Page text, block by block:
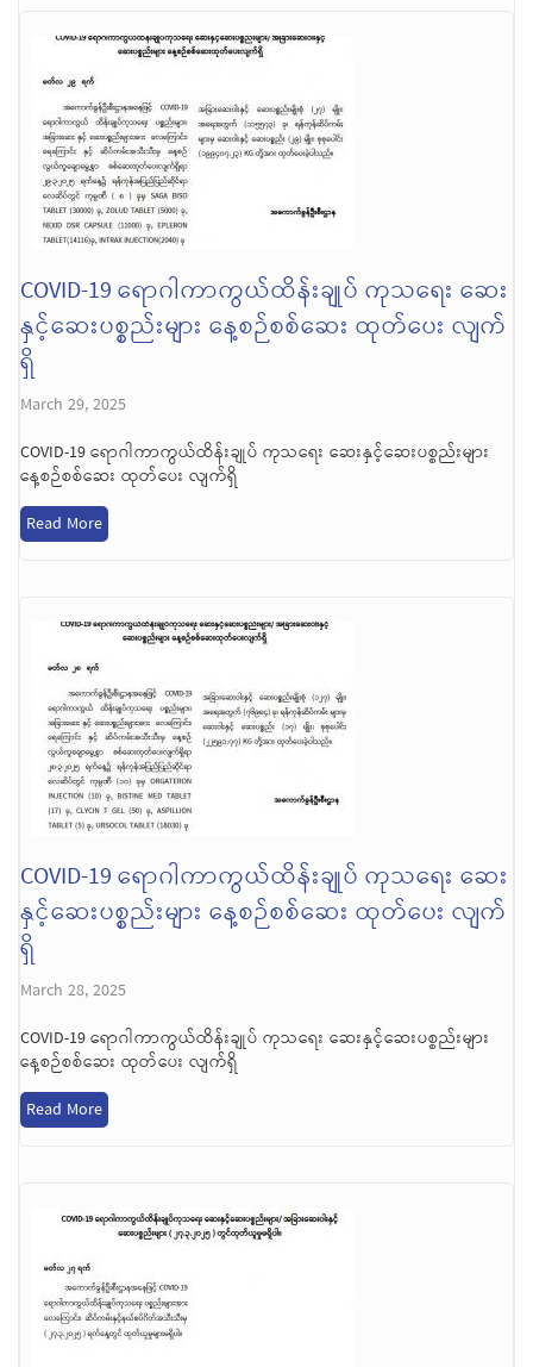
COVID-19 ရောဂါကာကွယ်ထိန်းချုပ် ကုသရေး ဆေး
နှင့်ဆေးပစ္စည်းများ နေ့စဉ်စစ်ဆေး ထုတ်ပေး လျက်
ရှိ
March 29, 2025
COVID-19 ရောဂါကာကွယ်ထိန်းချုပ် ကုသရေး ဆေးနှင့်ဆေးပစ္စည်းများ
နေ့စဉ်စစ်ဆေး ထုတ်ပေး လျက်ရှိ
Read More
COVID-19 ရောဂါကာကွယ်ထိန်းချုပ် ကုသရေး ဆေး
နှင့်ဆေးပစ္စည်းများ နေ့စဉ်စစ်ဆေး ထုတ်ပေး လျက်
ရှိ
March 28, 2025
COVID-19 ရောဂါကာကွယ်ထိန်းချုပ် ကုသရေး ဆေးနှင့်ဆေးပစ္စည်းများ
နေ့စဉ်စစ်ဆေး ထုတ်ပေး လျက်ရှိ
Read More